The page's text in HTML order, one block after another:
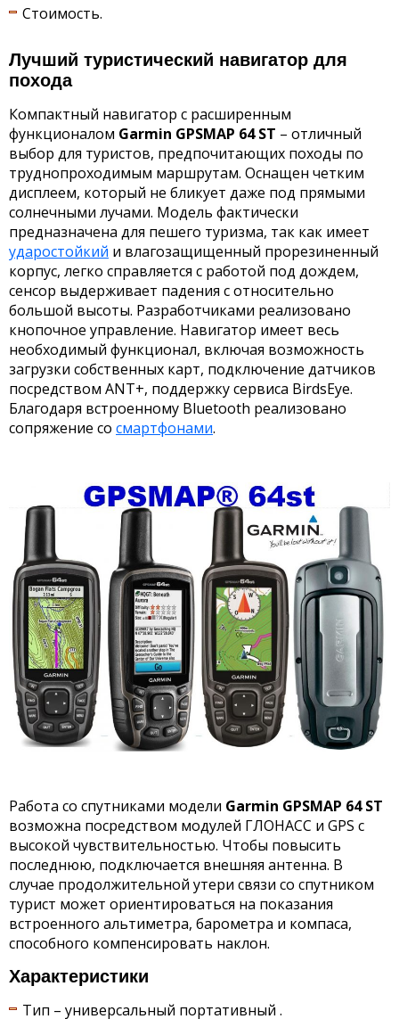
Стоимость.
Лучший туристический навигатор для
похода
Компактный навигатор с расширенным
функционалом Garmin GPSMAP 64ST – отличный
выбор для туристов, предпочитающих походы по
труднопроходимым маршрутам. Оснащен четким
дисплеем, который не бликует даже под прямыми
солнечными лучами. Модель фактически
предназначена для пешего туризма, так как имеет
ударостойкий и влагозащищенный прорезиненный
корпус, легко справляется с работой под дождем,
сенсор выдерживает падения с относительно
большой высоты. Разработчиками реализовано
кнопочное управление. Навигатор имеет весь
необходимый функционал, включая возможность
загрузки собственных карт, подключение датчиков
посредством ANT+, поддержку сервиса BirdsEye.
Благодаря встроенному Bluetooth реализовано
сопряжение со смартфонами.
Работа со спутниками модели Garmin GPSMAP 64ST
возможна посредством модулей ГЛОНАСС и GPS с
высокой чувствительностью. Чтобы повысить
последнюю, подключается внешняя антенна. В
случае продолжительной утери связи со спутником
турист может ориентироваться на показания
встроенного альтиметра, барометра и компаса,
способного компенсировать наклон.
Характеристики
Тип – универсальный портативный .